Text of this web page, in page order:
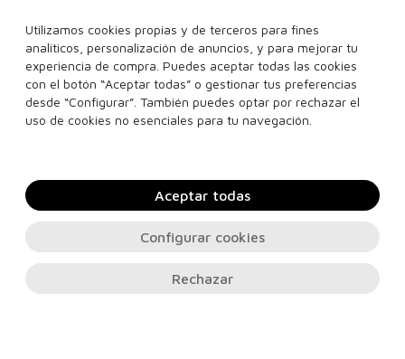
120C Espresso unisex
62,54€ 24,28€
18,00€ 11,95€
Ver más...
Utilizamos cookies propias y de terceros para fines
analíticos, personalización de anuncios, y para mejorar tu
experiencia de compra. Puedes aceptar todas las cookies
con el botón “Aceptar todas” o gestionar tus preferencias
desde “Configurar”. También puedes optar por rechazar el
uso de cookies no esenciales para tu navegación.
Rechazar
Configurar cookies
Aceptar todas